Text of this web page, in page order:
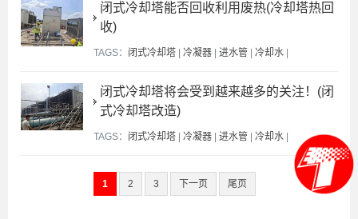
闭式冷却塔能否回收利用废热(冷却塔热回
收)
TAGS： 闭式冷却塔 冷凝器 进水管 冷却水
闭式冷却塔将会受到越来越多的关注！(闭
式冷却塔改造)
TAGS： 闭式冷却塔 冷凝器 进水管 冷却水
1 2 3 下一页 尾页